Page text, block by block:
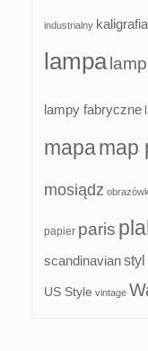
industrialny kaligrafia
lampa
lampy fabryczne
mapamap
mosiądz
papier paris
scandinavianstyl
US Style vintage